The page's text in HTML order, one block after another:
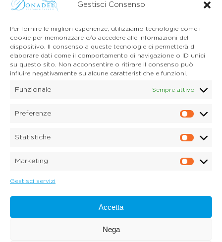
Gestisci Consenso
Per fornire le migliori esperienze, utilizziamo tecnologie come i
cookie per memorizzare e/o accedere alle informazioni del
dispositivo. Il consenso a queste tecnologie ci permetterà di
elaborare dati come il comportamento di navigazione o ID unici
su questo sito. Non acconsentire o ritirare il consenso può
influire negativamente su alcune caratteristiche e funzioni.
Funzionale Sempre attivo
Preferenze
Statistiche
Marketing
Gestisci servizi
Accetta
Nega
CONTATTI
Mail:info@onoranzefunebridonadel.it
Cell.336 200212
Cell.349 3056496
Credits:Digitalia Srl